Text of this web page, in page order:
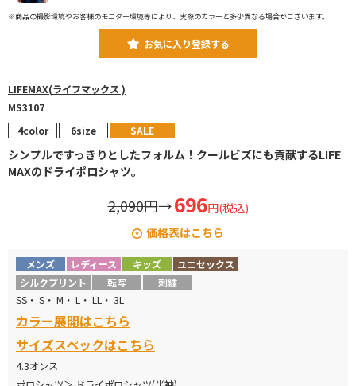
※商品の撮影環境やお客様のモニター環境等により、実際のカラーと多少異なる場合がございます。
お気に入り登録する
LIFEMAX(ライフマックス )
MS3107
4color 6size SALE
シンプルですっきりとしたフォルム！クールビズにも貢献するLIFE
MAXのドライポロシャツ。
2,090円→696円(税込)
価格表はこちら
セール特価 ALLサイズ 696円！
メンズ レディース キッズ
ユニセックス
シルクプリント
転写 刺繍
SS・ S・ M・ L・ LL・ 3L
カラー展開はこちら
サイズスペックはこちら
4.3オンス